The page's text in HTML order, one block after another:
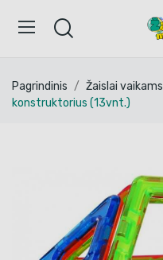
Pagrindinis Žaislai vaikams
konstruktorius (13vnt.)